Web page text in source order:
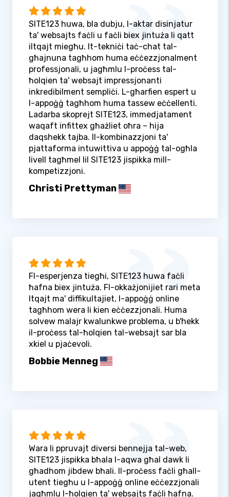
SITE123 huwa, bla dubju, l-aktar disinjatur
ta' websajts faċli u faċli biex jintuża li qatt
iltqajt miegħu. It-tekniċi taċ-chat tal-
għajnuna tagħhom huma eċċezzjonalment
professjonali, u jagħmlu l-proċess tal-
ħolqien ta' websajt impressjonanti
inkredibilment sempliċi. L-għarfien espert u
l-appoġġ tagħhom huma tassew eċċellenti.
Ladarba skoprejt SITE123, immedjatament
waqaft infittex għażliet oħra – hija
daqshekk tajba. Il-kombinazzjoni ta'
pjattaforma intuwittiva u appoġġ tal-ogħla
livell tagħmel lil SITE123 jispikka mill-
kompetizzjoni.
Christi Prettyman
Fl-esperjenza tiegħi, SITE123 huwa faċli
ħafna biex jintuża. Fl-okkażjonijiet rari meta
ltqajt ma' diffikultajiet, l-appoġġ online
tagħhom wera li kien eċċezzjonali. Huma
solvew malajr kwalunkwe problema, u b'hekk
il-proċess tal-ħolqien tal-websajt sar bla
xkiel u pjaċevoli.
Bobbie Menneg
Wara li ppruvajt diversi bennejja tal-web,
SITE123 jispikka bħala l-aqwa għal dawk li
għadhom jibdew bħali. Il-proċess faċli għall-
utent tiegħu u l-appoġġ online eċċezzjonali
jagħmlu l-ħolqien ta' websajts faċli ħafna.